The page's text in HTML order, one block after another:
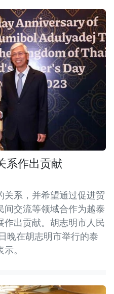
系作出贡献
系，并希望通过促进贸
交流等领域合作为越泰
作出贡献。胡志明市人民
晚在胡志明市举行的泰
。